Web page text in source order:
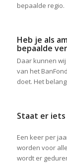
bepaalde regio.
Heb je als
bepaalde
Daar kunnen
van het
doet. Het
Staat er
Een keer per
worden voor
wordt er